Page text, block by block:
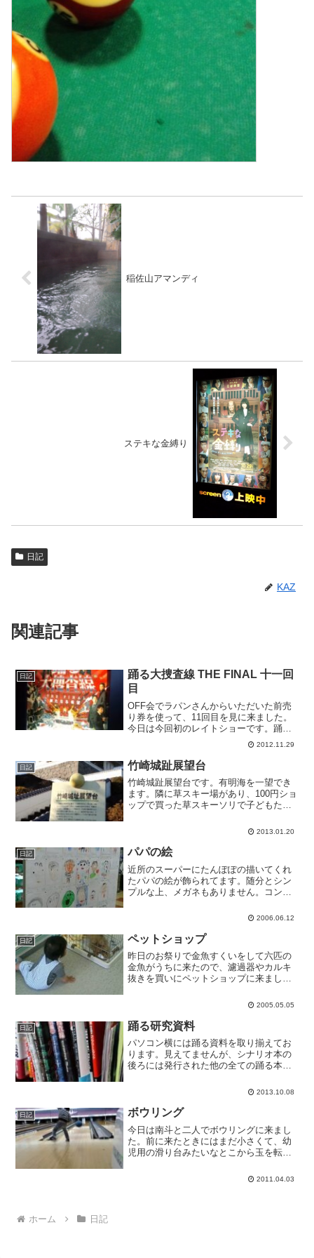
稲佐山アマンディ
ステキな金縛り
日記
KAZ
関連記事
日記
踊る大捜査線 THE FINAL 十一回
目
OFF会でラパンさんからいただいた前売
り券を使って、11回目を見に来ました。
今日は今回初のレイトショーです。踊る
が「上映中」なのももう少し。淋しいで
すね。このポスターもよく見るとところ
どころ破れてます。今回は全部で七名。
全員男。リピーターば...
2012.11.29
日記 竹崎城趾展望台
竹崎城趾展望台です。有明海を一望でき
ます。隣に草スキー場があり、100円ショ
ップで買った草スキーソリで子どもたち
2013.01.20
日記 パパの絵
近所のスーパーにたんぽぽの描いてくれ
たパパの絵が飾られてます。随分とシン
プルな上、メガネもありません。コンタ
2006.06.12
日記 ペットショップ
昨日のお祭りで金魚すくいをして六匹の
金魚がうちに来たので、濾過器やカルキ
抜きを買いにペットショップに来まし
たものを使います。妻は金魚を飼うのが
てお母さんにひどく怒られて...
2005.05.05
日記 踊る研究資料
パソコン横には踊る資料を取り揃えてお
ります。見えてませんが、シナリオ本の
後ろには発行された他の全ての踊る本が
（娘に弾いてもらうのが夢だった）2013.10.08
日記 ボウリング
今日は南斗と二人でボウリングに来まし
た。前に来たときにはまだ小さくて、幼
児用の滑り台みたいなとこから玉を転が
ると自分で投げられます。ガター無しの
レーンだけどね。日曜日の午前中は安い
2011.04.03
ホーム 日記